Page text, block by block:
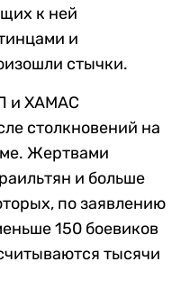
к ней
и
стычки.
и ХАМАС
столкновений на
Жертвами
и больше
по заявлению
150 боевиков
тысячи